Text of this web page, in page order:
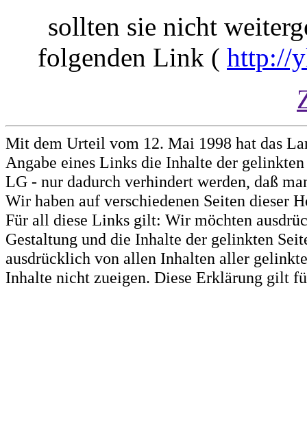
sollten sie nicht
folgenden Link ( http://
Mit dem Urteil vom 12. Mai 1998 hat das
Angabe eines Links die Inhalte der
LG - nur dadurch verhindert werden, daß
Wir haben auf verschiedenen Seiten dieser
Für all diese Links gilt: Wir möchten
Gestaltung und die Inhalte der gelinkten
ausdrücklich von allen Inhalten aller
Inhalte nicht zueigen. Diese Erklärung gilt